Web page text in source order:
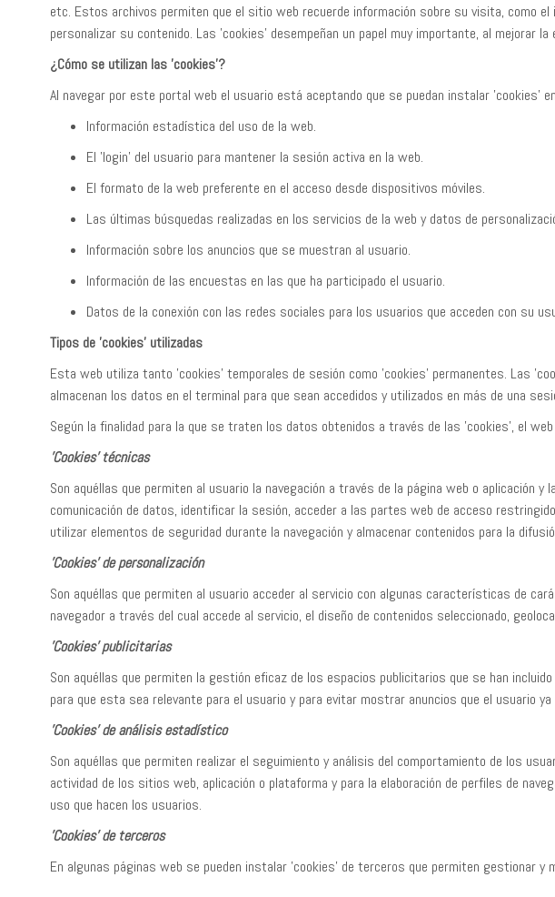
etc. Estos archivos permiten que el sitio web recuerde información sobre su visita, como
personalizar su contenido. Las 'cookies' desempeñan un papel muy importante, al mejorar la
¿Cómo se utilizan las 'cookies'?
Al navegar por este portal web el usuario está aceptando que se puedan instalar 'cookies'
Información estadística del uso de la web.
El 'login' del usuario para mantener la sesión activa en la web.
El formato de la web preferente en el acceso desde dispositivos móviles.
Las últimas búsquedas realizadas en los servicios de la web y datos de
Información sobre los anuncios que se muestran al usuario.
Información de las encuestas en las que ha participado el usuario.
Datos de la conexión con las redes sociales para los usuarios que acceden con su
Tipos de 'cookies' utilizadas
Esta web utiliza tanto 'cookies' temporales de sesión como 'cookies' permanentes. Las
almacenan los datos en el terminal para que sean accedidos y utilizados en más de una
Según la finalidad para la que se traten los datos obtenidos a través de las 'cookies', el
'Cookies' técnicas
Son aquéllas que permiten al usuario la navegación a través de la página web o
comunicación de datos, identificar la sesión, acceder a las partes web de acceso
utilizar elementos de seguridad durante la navegación y almacenar contenidos para la
'Cookies' de personalización
Son aquéllas que permiten al usuario acceder al servicio con algunas características de
navegador a través del cual accede al servicio, el diseño de contenidos seleccionado,
'Cookies' publicitarias
Son aquéllas que permiten la gestión eficaz de los espacios publicitarios que se han
para que esta sea relevante para el usuario y para evitar mostrar anuncios que el usuario ya
'Cookies' de análisis estadístico
Son aquéllas que permiten realizar el seguimiento y análisis del comportamiento de los
actividad de los sitios web, aplicación o plataforma y para la elaboración de perfiles de
uso que hacen los usuarios.
'Cookies' de terceros
En algunas páginas web se pueden instalar 'cookies' de terceros que permiten gestionar